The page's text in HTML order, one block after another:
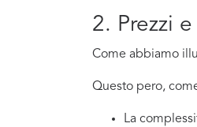
2. Prezzi
Come abbiamo
Questo pero,
La